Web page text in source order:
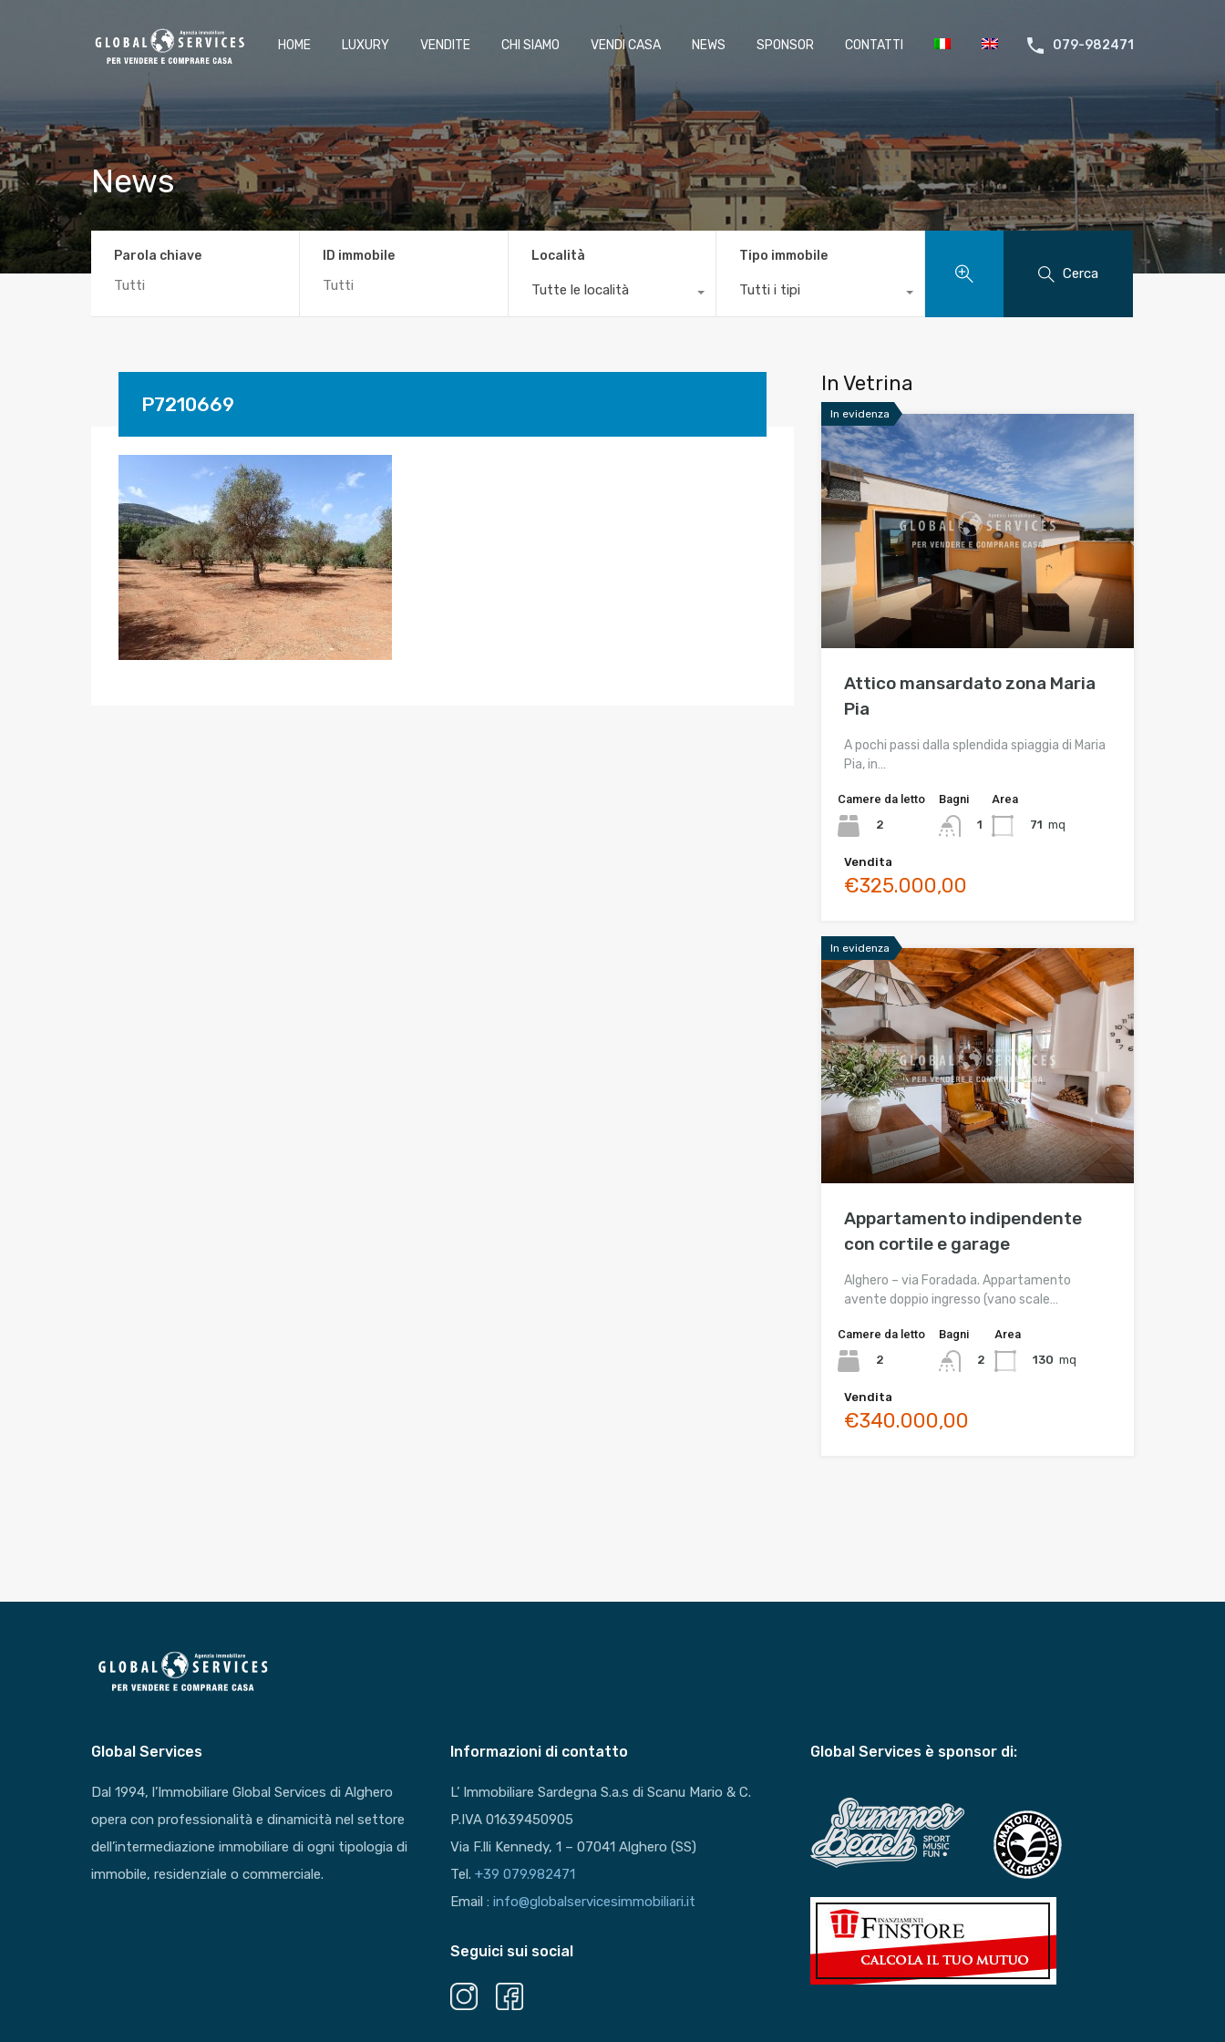
HOME LUXURY VENDITE CHI SIAMO VENDI CASA NEWS SPONSOR CONTATTI 079-982471
News
Parola chiave ID immobile Località
Tutte le località
Tipo immobile
Tutti i tipi
Cerca
P7210669
In Vetrina
In evidenza
Attico mansardato zona Maria
Pia
A pochi passi dalla splendida spiaggia di Maria
Pia, in…
Camere da letto
2
Bagni
1
Area
71 mq
Vendita
€325.000,00
In evidenza
Appartamento indipendente
con cortile e garage
Alghero – via Foradada. Appartamento
avente doppio ingresso (vano scale…
Camere da letto
2
Bagni
2
Area
130 mq
Vendita
€340.000,00
Global Services
Dal 1994, l’Immobiliare Global Services di Alghero
opera con professionalità e dinamicità nel settore
dell’intermediazione immobiliare di ogni tipologia di
immobile, residenziale o commerciale.
Informazioni di contatto
L’ Immobiliare Sardegna S.a.s di Scanu Mario & C.
P.IVA 01639450905
Via F.lli Kennedy, 1 – 07041 Alghero (SS)
Tel.+39 079.982471
Email :info@globalservicesimmobiliari.it
Seguici sui social
Global Services è sponsor di: